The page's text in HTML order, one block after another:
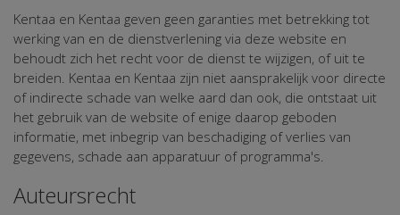
Kentaa en Kentaa geven geen garanties met betrekking tot
werking van en de dienstverlening via deze website en
behoudt zich het recht voor de dienst te wijzigen, of uit te
breiden. Kentaa en Kentaa zijn niet aansprakelijk voor directe
of indirecte schade van welke aard dan ook, die ontstaat uit
het gebruik van de website of enige daarop geboden
informatie, met inbegrip van beschadiging of verlies van
gegevens, schade aan apparatuur of programma's.
Auteursrecht